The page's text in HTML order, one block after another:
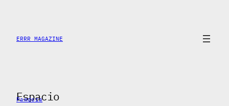
content
ERRR MAGAZINE
Espacio
Pamdora